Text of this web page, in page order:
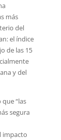
más
del
el índice
de las 15
y del
que “las
segura
impacto